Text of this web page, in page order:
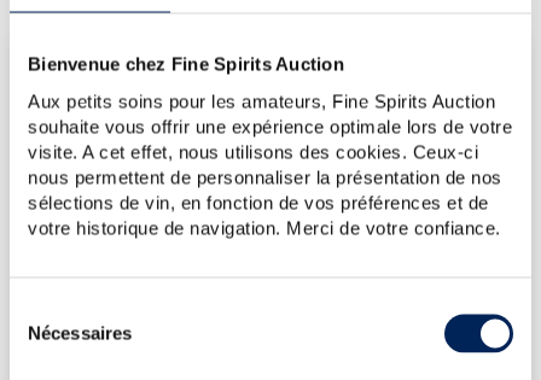
Bienvenue chez Fine Spirits Auction
Aux petits soins pour les amateurs, Fine Spirits Auction
souhaite vous offrir une expérience optimale lors de votre
visite. A cet effet, nous utilisons des cookies. Ceux-ci
nous permettent de personnaliser la présentation de nos
sélections de vin, en fonction de vos préférences et de
votre historique de navigation. Merci de votre confiance.
Nécessaires
LES DERNIÈRES ADJUDICATIONS
17/07/2026
357€
13/03/2026
345€
13/03/2026
405€
14/11/2025
381€